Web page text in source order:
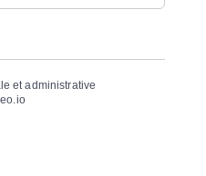
et administrative